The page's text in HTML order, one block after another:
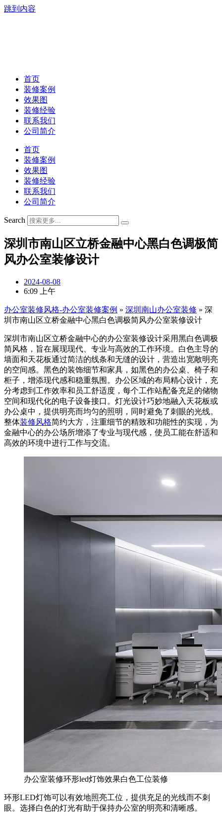
跳到内容
首页
装修案例
效果图
装修经验
联系我们
公司简介
首页
装修案例
效果图
装修经验
联系我们
公司简介
Search
深圳市南山区立桥金融中心黑白色调极简
风办公室装修设计
2024-08-08
6:09 上午
办公室装修风格-办公室装修案例 » 深圳南山办公室装修 » 深
圳市南山区立桥金融中心黑白色调极简风办公室装修设计
深圳市南山区立桥金融中心的办公室装修设计采用黑白色调极
简风格，旨在展现现代、专业与高效的工作环境。白色主导的
墙面和天花板通过简洁的线条和无缝的设计，营造出宽敞明亮
的空间感。黑色的装饰细节和家具，如黑色的办公桌、椅子和
柜子，增添现代感和稳重氛围。办公区域的布局精心设计，充
分考虑到工作效率和员工舒适度，每个工作站配备充足的储物
空间和现代化的电子设备接口。灯光设计巧妙地融入天花板或
办公桌中，提供明亮而均匀的照明，同时避免了刺眼的光线。
整体装修风格简约大方，注重细节的精致和功能性的实现，为
金融中心的办公场所增添了专业与现代感，使员工能在舒适和
高效的环境中进行工作与交流。
办公室装修环形led灯饰效果白色工位装修
环形LED灯饰可以有效地照亮工位，提供充足的光线而不刺
眼。选择白色的灯光有助于保持办公室的明亮和清晰感。